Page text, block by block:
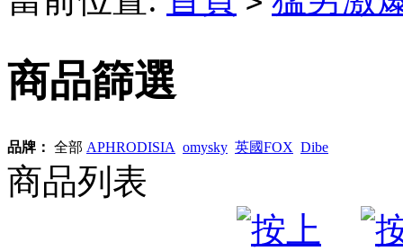
商品篩選
品牌： 全部 APHRODISIA omysky 英國FOX Dibe
商品列表